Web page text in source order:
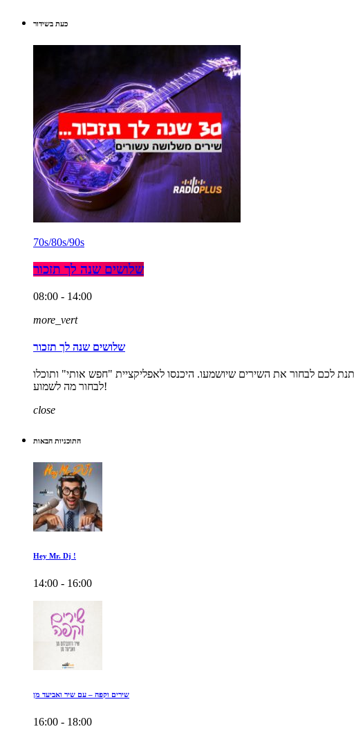
כעת בשידור
70s/80s/90s
שלושים שנה לך תזכור
08:00 - 14:00
more_vert
שלושים שנה לך תזכור
בבוקר עד 4 אחר הצהרים. התכנית היחידה ברדיו שנותנת לכם לבחור את השירים שיושמעו. היכנסו לאפליקציית "חפש אותי" ותוכלו
לבחור מה לשמוע!
close
התוכניות הבאות
Hey Mr. Dj !
14:00 - 16:00
שירים וקפה – עם שיר ואביעד מן
16:00 - 18:00